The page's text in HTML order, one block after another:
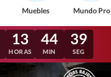
Muebles Mundo Pro
13
HORAS
44
MIN
36
SEG